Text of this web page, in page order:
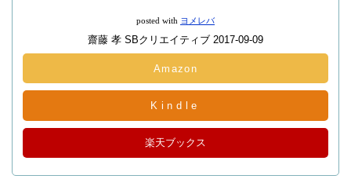
posted with ヨメレバ
齋藤 孝 SBクリエイティブ 2017-09-09
Amazon
Kindle
楽天ブックス